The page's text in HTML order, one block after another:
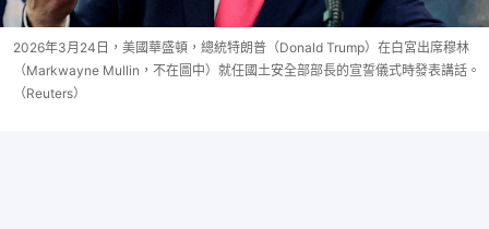
2026年3月24日，美國華盛頓，總統特朗普（Donald Trump）在白宮出席穆林
（Markwayne Mullin，不在圖中）就任國土安全部部長的宣誓儀式時發表講話。
（Reuters）